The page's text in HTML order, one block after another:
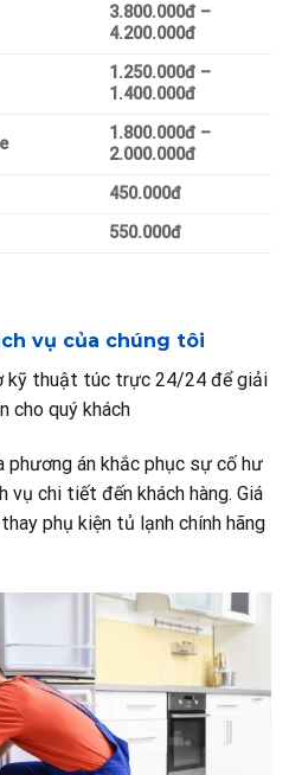
3.800.000đ –
4.200.000đ
1.250.000đ –
1.400.000đ
1.800.000đ –
2.000.000đ
450.000đ
550.000đ
vụ của chúng tôi
kỹ thuật túc trực 24/24 để giải
cho quý khách
án khắc phục sự cố hư
vụ chi tiết đến khách hàng. Giá
phụ kiện tủ lạnh chính hãng